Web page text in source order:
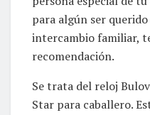
para algún ser
intercambio familiar,
recomendación.
Se trata del reloj
Star para caballero.